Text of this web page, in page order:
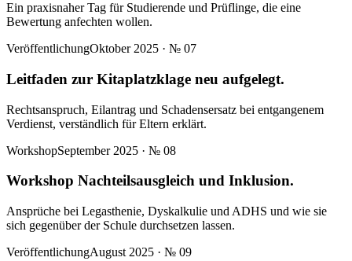
Ein praxisnaher Tag für Studierende und Prüflinge, die eine
Bewertung anfechten wollen.
VeröffentlichungOktober 2025 · № 07
Leitfaden zur Kitaplatzklage neu aufgelegt.
Rechtsanspruch, Eilantrag und Schadensersatz bei entgangenem
Verdienst, verständlich für Eltern erklärt.
WorkshopSeptember 2025 · № 08
Workshop Nachteilsausgleich und Inklusion.
Ansprüche bei Legasthenie, Dyskalkulie und ADHS und wie sie
sich gegenüber der Schule durchsetzen lassen.
VeröffentlichungAugust 2025 · № 09